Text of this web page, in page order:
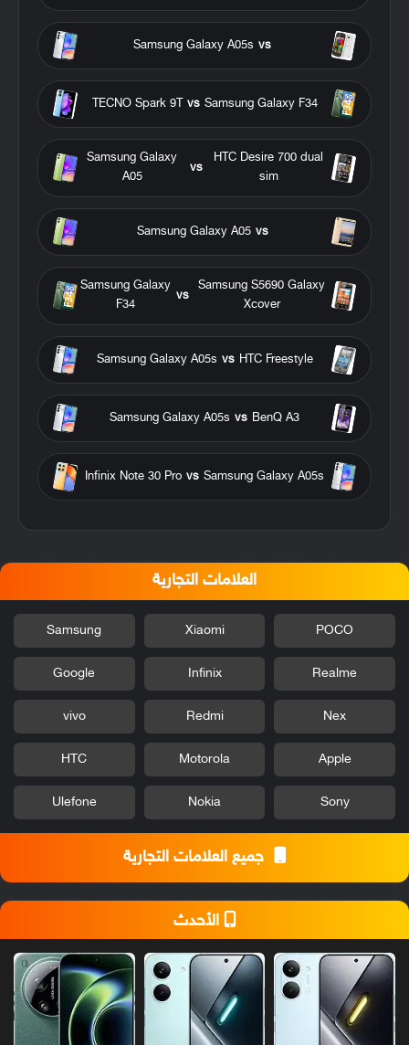
vs
Samsung Galaxy A05s
Samsung Galaxy F34
vs
TECNO Spark 9T
HTC Desire 700 dual
sim
vs
Samsung Galaxy
A05
vs
Samsung Galaxy A05
Samsung S5690 Galaxy
Xcover
vs
Samsung Galaxy
F34
HTC Freestyle
vs
Samsung Galaxy A05s
BenQ A3
vs
Samsung Galaxy A05s
Samsung Galaxy A05s
vs
Infinix Note 30 Pro
العلامات التجارية
POCO
Xiaomi
Samsung
Realme
Infinix
Google
Nex
Redmi
vivo
Apple
Motorola
HTC
Sony
Nokia
Ulefone
جميع العلامات التجارية
الأحدث